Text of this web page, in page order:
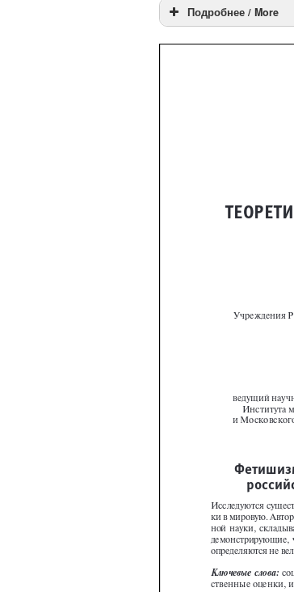
Подробнее / More